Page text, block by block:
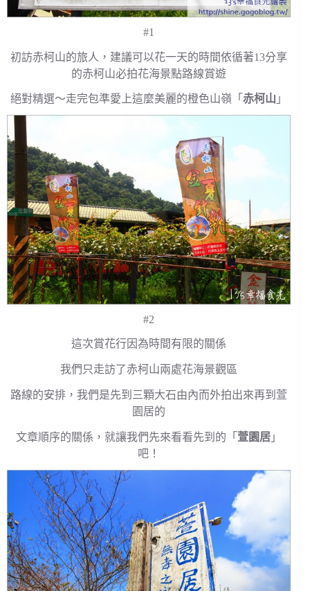
#1
初訪赤柯山的旅人，建議可以花一天的時間依循著13分享
的赤柯山必拍花海景點路線賞遊
絕對精選～走完包準愛上這麼美麗的橙色山嶺「赤柯山 」
#2
這次賞花行因為時間有限的關係
我們只走訪了赤柯山兩處花海景觀區
路線的安排，我們是先到三顆大石由內而外拍出來再到萱
園居的
文章順序的關係，就讓我們先來看看先到的「 萱園居 」
吧！